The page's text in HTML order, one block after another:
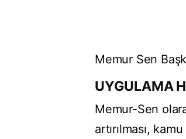
Memur Sen
UYGULAMA
Memur-Sen
artırılması,